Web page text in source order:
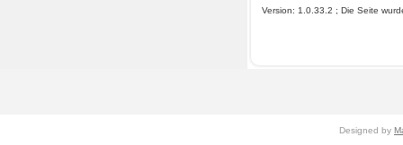
Version: 1.0.33.2 ; Die Seite
Designed by